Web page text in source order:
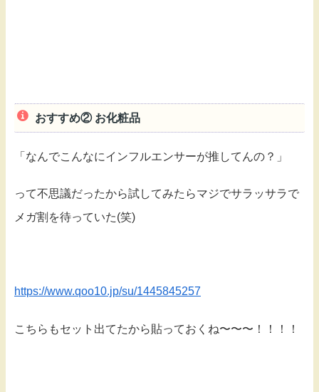
おすすめ② お化粧品
「なんでこんなにインフルエンサーが推してんの？」
って不思議だったから試してみたらマジでサラッサラで
メガ割を待っていた(笑)
https://www.qoo10.jp/su/1445845257
こちらもセット出てたから貼っておくね〜〜〜！！！！